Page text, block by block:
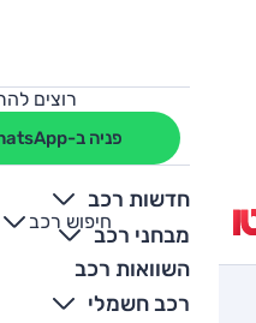
רוצים
פניה ב-WhatsApp
חדשות רכב
מבחני רכב
השוואות רכב
רכב חשמלי
חיפוש רכב
+
-